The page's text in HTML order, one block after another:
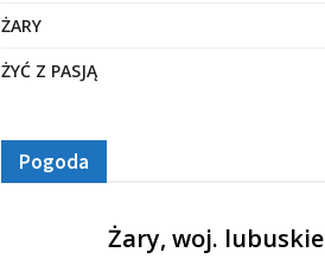
ŻARY
ŻYĆ Z PASJĄ
Pogoda
Żary, woj. lubuskie